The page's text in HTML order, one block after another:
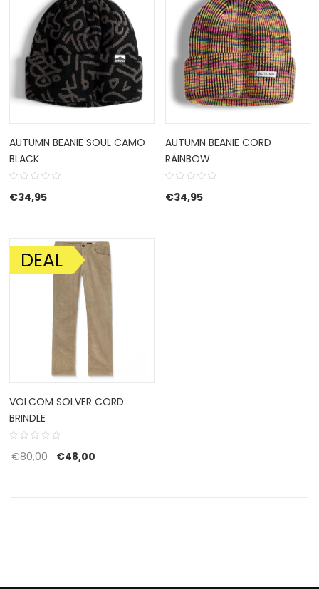
AUTUMN BEANIE SOUL CAMO
BLACK
€34,95
AUTUMN BEANIE CORD
RAINBOW
€34,95
AANBIEDING!
DEAL
VOLCOM SOLVER CORD
BRINDLE
€80,00 Oorspronkelijke prijs was: €80,00.
€48,00Huidige prijs is: €48,00.